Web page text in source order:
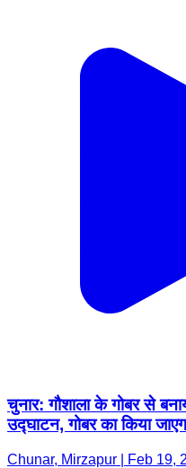
चुनार: गौशाला के गोबर से
उद्घाटन, गोबर का किया
Chunar, Mirzapur | Feb 19,